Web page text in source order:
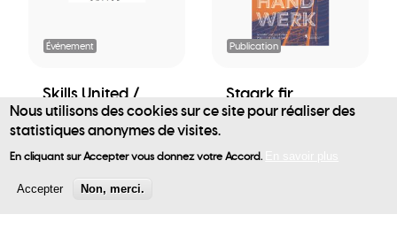
User
account
Événement
Skills United /
LuxSkills
Publication
Staark fir
d'Liewen, prett fir
Gebäude und
Nous utilisons des cookies sur ce site pour réaliser des
statistiques anonymes de visites.
En cliquant sur Accepter vous donnez votre Accord.
Accepter Non, merci.